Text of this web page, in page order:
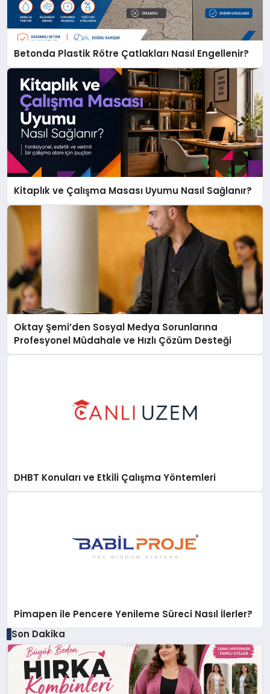
Betonda Plastik Rötre Çatlakları Nasıl Engellenir?
Kitaplık ve Çalışma Masası Uyumu Nasıl Sağlanır?
Oktay Şemi’den Sosyal Medya Sorunlarına
Profesyonel Müdahale ve Hızlı Çözüm Desteği
DHBT Konuları ve Etkili Çalışma Yöntemleri
Pimapen ile Pencere Yenileme Süreci Nasıl İlerler?
Son Dakika